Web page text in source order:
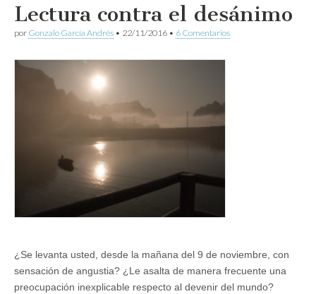
Lectura contra el desánimo
por Gonzalo García Andrés • 22/11/2016 • 6 Comentarios
¿Se levanta usted, desde la mañana del 9 de noviembre, con
sensación de angustia? ¿Le asalta de manera frecuente una
preocupación inexplicable respecto al devenir del mundo?